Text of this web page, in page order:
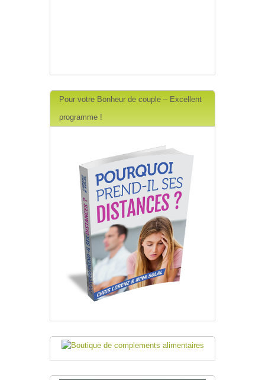
Pour votre Bonheur de couple – Excellent
programme !